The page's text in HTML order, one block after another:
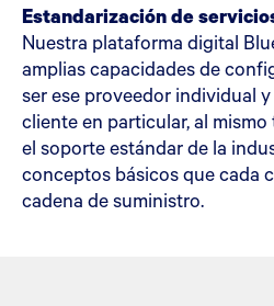
Estandarización de
Nuestra plataforma digital
amplias capacidades de
ser ese proveedor individual
cliente en particular, al
el soporte estándar de la
conceptos básicos que cada
cadena de suministro.